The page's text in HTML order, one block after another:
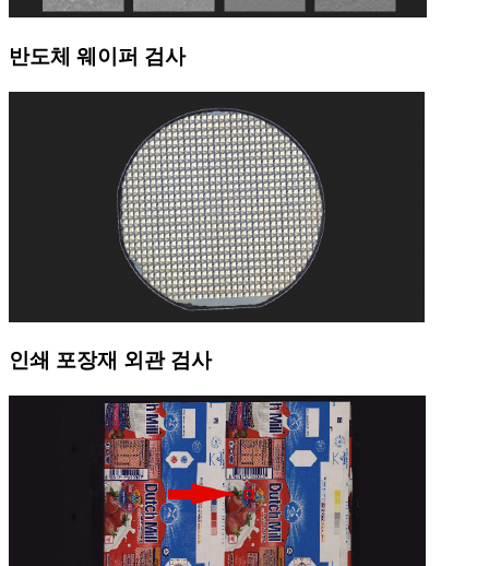
반도체 웨이퍼 검사
인쇄 포장재 외관 검사